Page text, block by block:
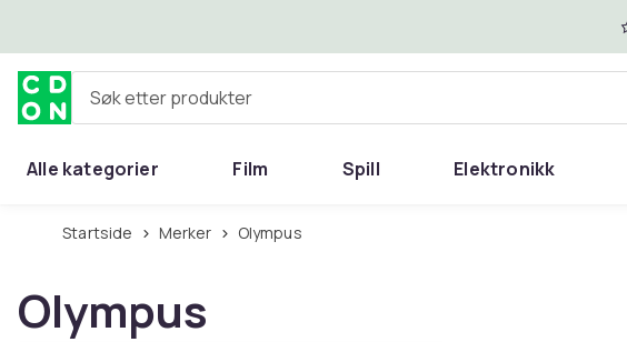
Søk etter produkter
Alle kategorier Film Spill Elektronikk
Startside Merker Olympus
Olympus